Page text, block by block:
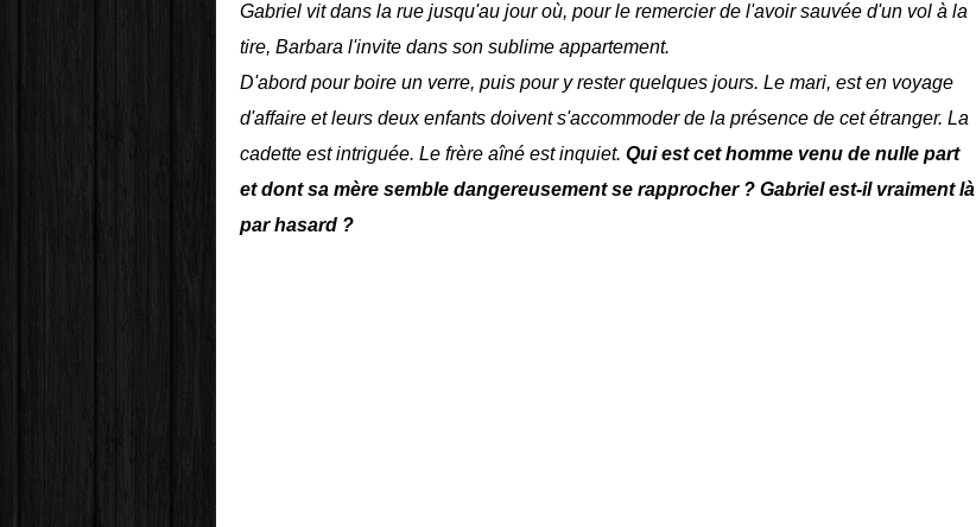
Gabriel vit dans la rue jusqu'au jour où, pour le remercier de l'avoir sauvée d'un vol à la
tire, Barbara l'invite dans son sublime appartement.
D'abord pour boire un verre, puis pour y rester quelques jours. Le mari, est en voyage
d'affaire et leurs deux enfants doivent s'accommoder de la présence de cet étranger. La
cadette est intriguée. Le frère aîné est inquiet. Qui est cet homme venu de nulle part
et dont sa mère semble dangereusement se rapprocher ? Gabriel est-il vraiment là
par hasard ?